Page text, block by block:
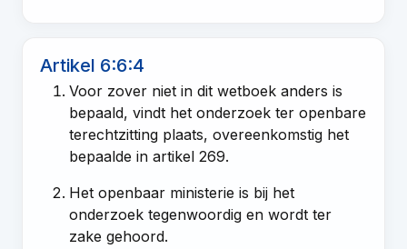
Artikel 6:6:4
Voor zover niet in dit wetboek anders is
bepaald, vindt het onderzoek ter openbare
terechtzitting plaats, overeenkomstig het
bepaalde inartikel 269.
Het openbaar ministerie is bij het
onderzoek tegenwoordig en wordt ter
zake gehoord.